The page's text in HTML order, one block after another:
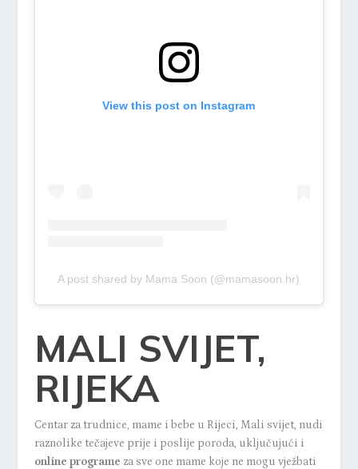
View this post on Instagram
A post shared by Mama Soon (@mamasoon.hr)
MALI SVIJET,
RIJEKA
Centar za trudnice, mame i bebe u Rijeci, Mali svijet, nudi
raznolike tečajeve prije i poslije poroda, uključujući i
online programe za sve one mame koje ne mogu vježbati